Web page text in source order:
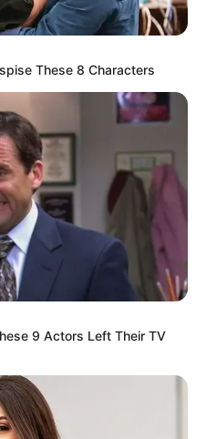
These 8 Characters
9 Actors Left Their TV